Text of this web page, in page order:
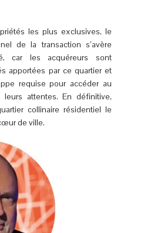
les plus exclusives, le
de la transaction s’avère
car les acquéreurs sont
apportées par ce quartier et
requise pour accéder au
attentes. En définitive,
collinaire résidentiel le
de ville.